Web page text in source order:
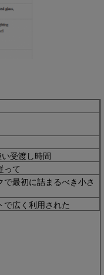
受渡し時間
って
最初に詰まるべき小さ
で広く利用された